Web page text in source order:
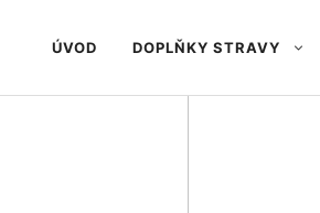
ÚVOD DOPLŇKY STRAVY